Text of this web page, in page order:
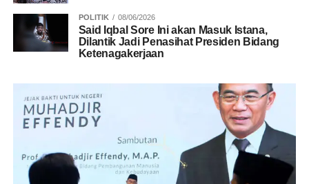
POLITIK 08/06/2026
Said Iqbal Sore Ini akan Masuk Istana,
Dilantik Jadi Penasihat Presiden Bidang
Ketenagakerjaan